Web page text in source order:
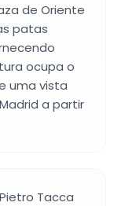
de Oriente
patas
ocupa o
uma vista
a partir
Tacca